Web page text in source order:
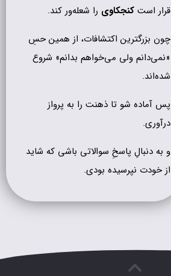
قرار است کنجکاوی را شعله‌ور کند.
چون بزرگترین اکتشافات، از همین حسِ
«نمی‌دانم ولی می‌خواهم بدانم» شروع
شده‌اند.
پس آماده شو تا ذهنت را به پرواز
درآوری.
و به دنبالِ پاسخِ سوالاتی باشی که شاید
از خودت نپرسیده بودی.